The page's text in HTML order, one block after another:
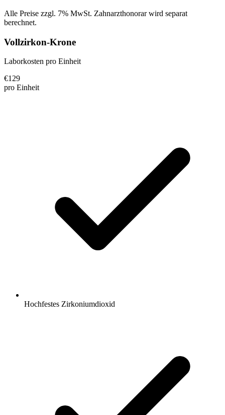
Alle Preise zzgl. 7% MwSt. Zahnarzthonorar wird separat
berechnet.
Vollzirkon-Krone
Laborkosten pro Einheit
€129
pro Einheit
Hochfestes Zirkoniumdioxid